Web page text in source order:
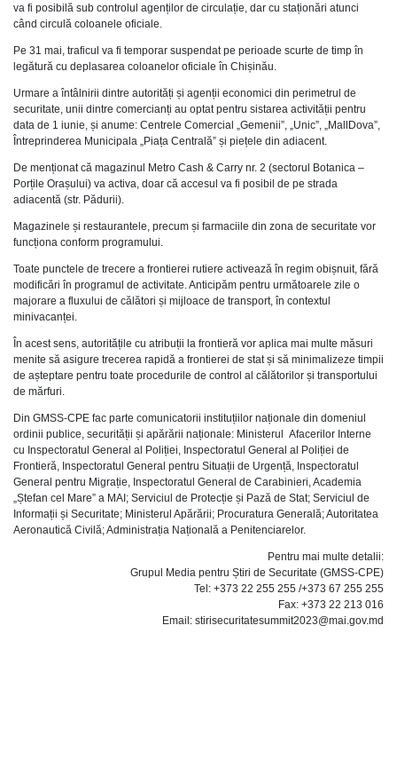
va fi posibilă sub controlul agenților de circulație, dar cu staționări atunci
când circulă coloanele oficiale.
Pe 31 mai, traficul va fi temporar suspendat pe perioade scurte de timp în
legătură cu deplasarea coloanelor oficiale în Chișinău.
Urmare a întâlnirii dintre autorități și agenții economici din perimetrul de
securitate, unii dintre comercianți au optat pentru sistarea activității pentru
data de 1 iunie, și anume: Centrele Comercial „Gemenii”, „Unic”, „MallDova”,
Întreprinderea Municipala „Piața Centrală” și piețele din adiacent.
De menționat că magazinul Metro Cash & Carry nr. 2 (sectorul Botanica –
Porțile Orașului) va activa, doar că accesul va fi posibil de pe strada
adiacentă (str. Pădurii).
Magazinele și restaurantele, precum și farmaciile din zona de securitate vor
funcționa conform programului.
Toate punctele de trecere a frontierei rutiere activează în regim obișnuit, fără
modificări în programul de activitate. Anticipăm pentru următoarele zile o
majorare a fluxului de călători și mijloace de transport, în contextul
minivacanței.
În acest sens, autoritățile cu atribuții la frontieră vor aplica mai multe măsuri
menite să asigure trecerea rapidă a frontierei de stat și să minimalizeze timpii
de așteptare pentru toate procedurile de control al călătorilor și transportului
de mărfuri.
Din GMSS-CPE fac parte comunicatorii instituțiilor naționale din domeniul
ordinii publice, securității și apărării naționale: Ministerul Afacerilor Interne
cu Inspectoratul General al Poliției, Inspectoratul General al Poliției de
Frontieră, Inspectoratul General pentru Situații de Urgență, Inspectoratul
General pentru Migrație, Inspectoratul General de Carabinieri, Academia
„Ștefan cel Mare” a MAI; Serviciul de Protecție și Pază de Stat; Serviciul de
Informații și Securitate; Ministerul Apărării; Procuratura Generală; Autoritatea
Aeronautică Civilă; Administrația Națională a Penitenciarelor.
Pentru mai multe detalii:
Grupul Media pentru Știri de Securitate (GMSS-CPE)
Tel: +373 22 255 255 /+373 67 255 255
Fax: +373 22 213 016
Email: stirisecuritatesummit2023@mai.gov.md